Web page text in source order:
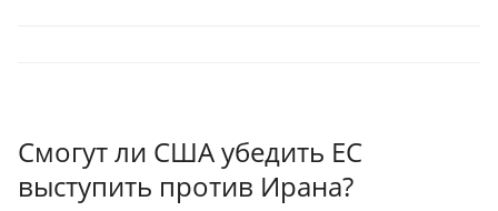
Смогут ли США убедить ЕС
выступить против Ирана?